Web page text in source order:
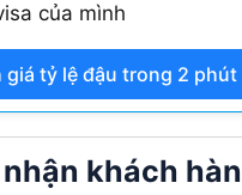
Visa Algeria
của mình
giá tỷ lệ đậu trong 2 phút
khách